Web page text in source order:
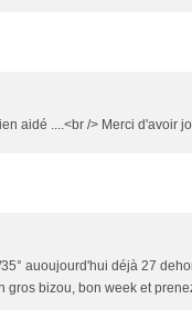
aidé ....<br /> Merci d'avoir
auoujourd'hui déjà 27
gros bizou, bon week et